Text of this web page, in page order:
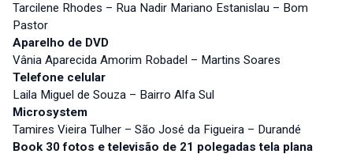
Tarcilene Rhodes – Rua Nadir Mariano Estanislau – Bom
Pastor
Aparelho de DVD
Vânia Aparecida Amorim Robadel – Martins Soares
Telefone celular
Laila Miguel de Souza – Bairro Alfa Sul
Microsystem
Tamires Vieira Tulher – São José da Figueira – Durandé
Book 30 fotos e televisão de 21 polegadas tela plana